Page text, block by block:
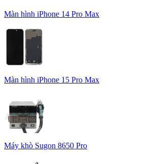
Màn hình iPhone 14 Pro Max
Màn hình iPhone 15 Pro Max
Máy khò Sugon 8650 Pro